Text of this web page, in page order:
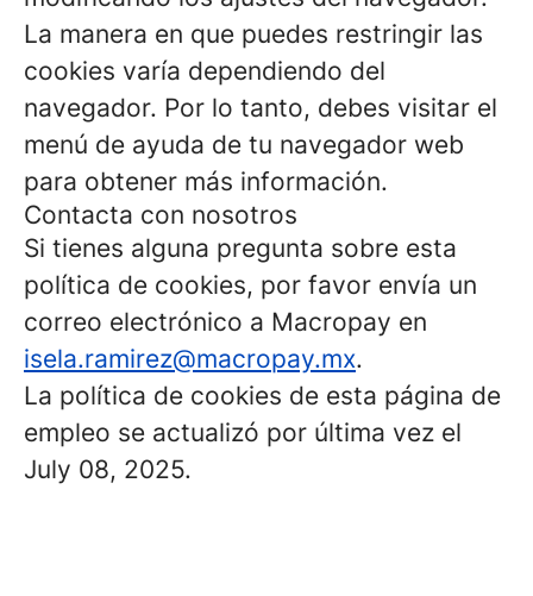
La manera en que puedes restringir las
cookies varía dependiendo del
navegador. Por lo tanto, debes visitar el
menú de ayuda de tu navegador web
para obtener más información.
Contacta con nosotros
Si tienes alguna pregunta sobre esta
política de cookies, por favor envía un
correo electrónico a Macropay en
isela.ramirez@macropay.mx.
La política de cookies de esta página de
empleo se actualizó por última vez el
July 08, 2025.